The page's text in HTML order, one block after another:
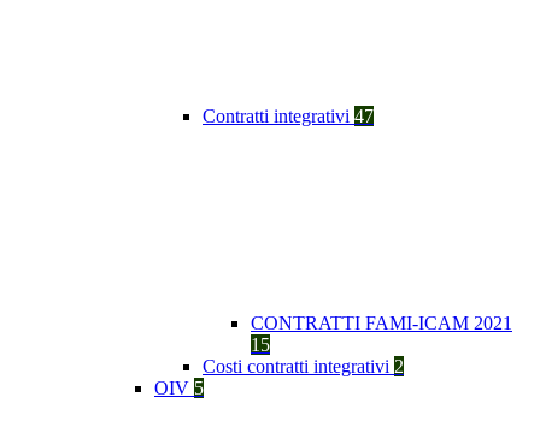
Contratti integrativi 47
CONTRATTI FAMI-ICAM 2021
15
Costi contratti integrativi 2
OIV 5